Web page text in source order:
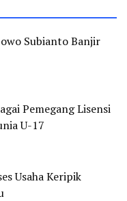
Subianto Banjir
Pemegang Lisensi
U-17
Usaha Keripik